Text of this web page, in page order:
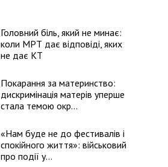
Головний біль, який не минає:
коли МРТ дає відповіді, яких
не дає КТ
Покарання за материнство:
дискримінація матерів уперше
стала темою окр...
«Нам буде не до фестивалів і
спокійного життя»: військовий
про події у...